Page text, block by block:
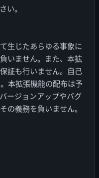
い。
生じたあらゆる事象に
いません。また、本拡
証も行いません。自己
本拡張機能の配布は予
ージョンアップやバグ
の義務を負いません。